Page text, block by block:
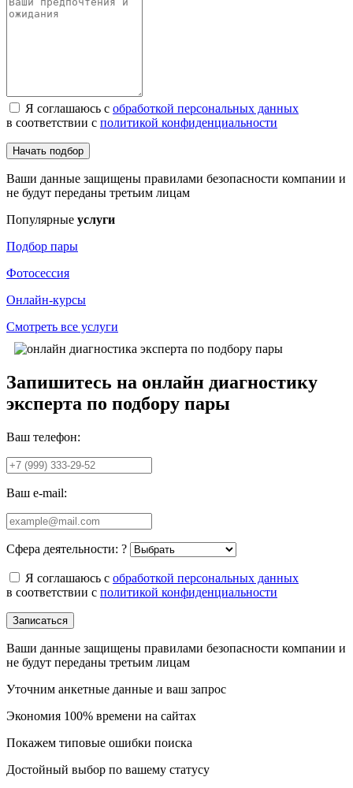
Я соглашаюсь с обработкой персональных данных
в соответствии с политикой конфиденциальности
Начать подбор
Ваши данные защищены правилами безопасности компании и
не будут переданы третьим лицам
Популярные услуги
Подбор пары
Фотосессия
Онлайн-курсы
Смотреть все услуги
Запишитесь на онлайн диагностику
эксперта по подбору пары
Ваш телефон:
Ваш e-mail:
Сфера деятельности: ?
Я соглашаюсь с обработкой персональных данных
в соответствии с политикой конфиденциальности
Записаться
Ваши данные защищены правилами безопасности компании и
не будут переданы третьим лицам
Уточним анкетные данные и ваш запрос
Экономия 100% времени на сайтах
Покажем типовые ошибки поиска
Достойный выбор по вашему статусу